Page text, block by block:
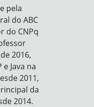
pela
do ABC
do CNPq
2016,
Java na
2011,
da
2014.